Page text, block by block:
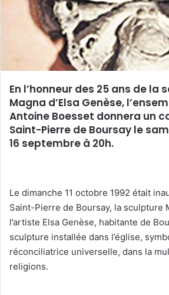
n
c
o
r
i
e
l
En l’honneur des 25 ans de la
Magna d’Elsa Genèse,
Antoine Boesset donnera un
Saint-Pierre de Boursay le
16 septembre à 20h.
Le dimanche 11 octobre 1992 était
Saint-Pierre de Boursay, la sculpture
l’artiste Elsa Genèse, habitante de
sculpture installée dans l’église,
réconciliatrice universelle, dans la
religions.